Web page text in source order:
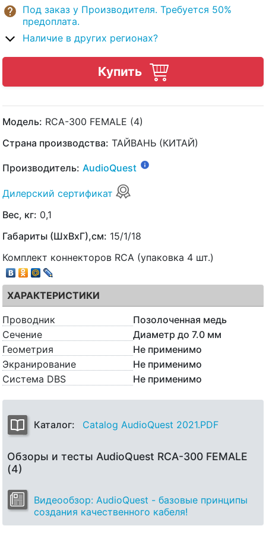
Под заказ у Производителя. Требуется 50%
предоплата.
Наличие в других регионах?
Купить
Модель: RCA-300 FEMALE (4)
Страна производства: ТАЙВАНЬ (КИТАЙ)
Производитель: AudioQuest
Дилерский сертификат
Вес, кг: 0,1
Габариты (ШхВхГ),см: 15/1/18
Комплект коннекторов RCA (упаковка 4 шт.)
ХАРАКТЕРИСТИКИ
Проводник
Позолоченная медь
Сечение
Диаметр до 7.0 мм
Геометрия
Не применимо
Экранирование
Не применимо
Система DBS
Не применимо
Каталог: Catalog AudioQuest 2021.PDF
Обзоры и тесты AudioQuest RCA-300 FEMALE
(4)
Видеообзор: AudioQuest - базовые принципы
создания качественного кабеля!